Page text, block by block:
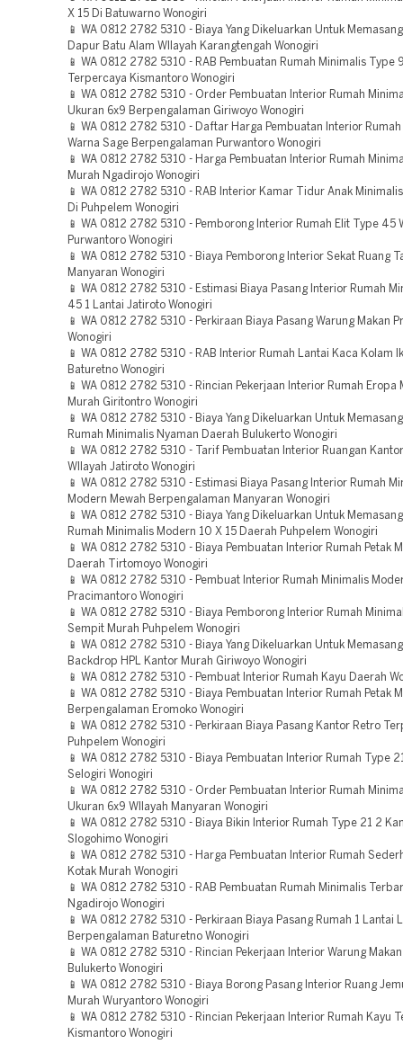
X 15 Di Batuwarno Wonogiri
📱 WA 0812 2782 5310 - Biaya Yang Dikeluarkan Untuk
Dapur Batu Alam WIlayah Karangtengah Wonogiri
📱 WA 0812 2782 5310 - RAB Pembuatan Rumah Minimalis Type
Terpercaya Kismantoro Wonogiri
📱 WA 0812 2782 5310 - Order Pembuatan Interior Rumah
Ukuran 6x9 Berpengalaman Giriwoyo Wonogiri
📱 WA 0812 2782 5310 - Daftar Harga Pembuatan Interior
Warna Sage Berpengalaman Purwantoro Wonogiri
📱 WA 0812 2782 5310 - Harga Pembuatan Interior Rumah
Murah Ngadirojo Wonogiri
📱 WA 0812 2782 5310 - RAB Interior Kamar Tidur Anak
Di Puhpelem Wonogiri
📱 WA 0812 2782 5310 - Pemborong Interior Rumah Elit Type 45
Purwantoro Wonogiri
📱 WA 0812 2782 5310 - Biaya Pemborong Interior Sekat Ruang
Manyaran Wonogiri
📱 WA 0812 2782 5310 - Estimasi Biaya Pasang Interior Rumah
45 1 Lantai Jatiroto Wonogiri
📱 WA 0812 2782 5310 - Perkiraan Biaya Pasang Warung Makan
Wonogiri
📱 WA 0812 2782 5310 - RAB Interior Rumah Lantai Kaca Kolam
Baturetno Wonogiri
📱 WA 0812 2782 5310 - Rincian Pekerjaan Interior Rumah Eropa
Murah Giritontro Wonogiri
📱 WA 0812 2782 5310 - Biaya Yang Dikeluarkan Untuk
Rumah Minimalis Nyaman Daerah Bulukerto Wonogiri
📱 WA 0812 2782 5310 - Tarif Pembuatan Interior Ruangan
WIlayah Jatiroto Wonogiri
📱 WA 0812 2782 5310 - Estimasi Biaya Pasang Interior Rumah
Modern Mewah Berpengalaman Manyaran Wonogiri
📱 WA 0812 2782 5310 - Biaya Yang Dikeluarkan Untuk
Rumah Minimalis Modern 10 X 15 Daerah Puhpelem Wonogiri
📱 WA 0812 2782 5310 - Biaya Pembuatan Interior Rumah Petak
Daerah Tirtomoyo Wonogiri
📱 WA 0812 2782 5310 - Pembuat Interior Rumah Minimalis
Pracimantoro Wonogiri
📱 WA 0812 2782 5310 - Biaya Pemborong Interior Rumah
Sempit Murah Puhpelem Wonogiri
📱 WA 0812 2782 5310 - Biaya Yang Dikeluarkan Untuk
Backdrop HPL Kantor Murah Giriwoyo Wonogiri
📱 WA 0812 2782 5310 - Pembuat Interior Rumah Kayu Daerah
📱 WA 0812 2782 5310 - Biaya Pembuatan Interior Rumah Petak
Berpengalaman Eromoko Wonogiri
📱 WA 0812 2782 5310 - Perkiraan Biaya Pasang Kantor Retro
Puhpelem Wonogiri
📱 WA 0812 2782 5310 - Biaya Pembuatan Interior Rumah Type
Selogiri Wonogiri
📱 WA 0812 2782 5310 - Order Pembuatan Interior Rumah
Ukuran 6x9 WIlayah Manyaran Wonogiri
📱 WA 0812 2782 5310 - Biaya Bikin Interior Rumah Type 21 2
Slogohimo Wonogiri
📱 WA 0812 2782 5310 - Harga Pembuatan Interior Rumah
Kotak Murah Wonogiri
📱 WA 0812 2782 5310 - RAB Pembuatan Rumah Minimalis
Ngadirojo Wonogiri
📱 WA 0812 2782 5310 - Perkiraan Biaya Pasang Rumah 1 Lantai
Berpengalaman Baturetno Wonogiri
📱 WA 0812 2782 5310 - Rincian Pekerjaan Interior Warung
Bulukerto Wonogiri
📱 WA 0812 2782 5310 - Biaya Borong Pasang Interior Ruang
Murah Wuryantoro Wonogiri
📱 WA 0812 2782 5310 - Rincian Pekerjaan Interior Rumah Kayu
Kismantoro Wonogiri